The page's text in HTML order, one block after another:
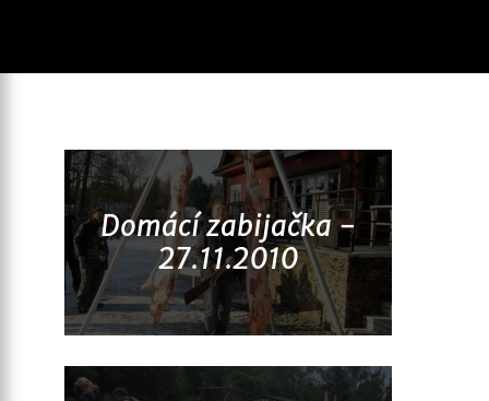
Domácí zabijačka -
27.11.2010